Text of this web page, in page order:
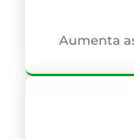
Aumenta